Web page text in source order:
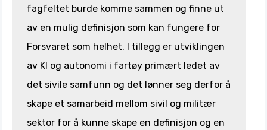
fagfeltet burde komme sammen og finne ut
av en mulig definisjon som kan fungere for
Forsvaret som helhet. I tillegg er utviklingen
av KI og autonomi i fartøy primært ledet av
det sivile samfunn og det lønner seg derfor å
skape et samarbeid mellom sivil og militær
sektor for å kunne skape en definisjon og en